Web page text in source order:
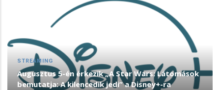
STREAMING
Augusztus 5-én érkezik „A Star Wars: Látomások
bemutatja: A kilencedik jedi” a Disney+-ra